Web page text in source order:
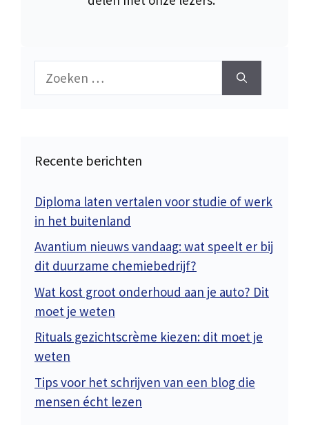
Zoek
Recente berichten
Diploma laten vertalen voor studie of werk
in het buitenland
Avantium nieuws vandaag: wat speelt er bij
dit duurzame chemiebedrijf?
Wat kost groot onderhoud aan je auto? Dit
moet je weten
Rituals gezichtscrème kiezen: dit moet je
weten
Tips voor het schrijven van een blog die
mensen écht lezen